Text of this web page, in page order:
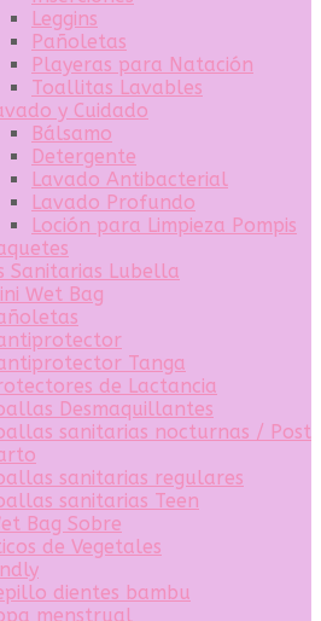
Leggins
Pañoletas
Playeras para Natación
Toallitas Lavables
y Cuidado
Bálsamo
Detergente
Lavado Antibacterial
Lavado Profundo
Loción para Limpieza Pompis
Sanitarias Lubella
Wet Bag
Tanga
de Lactancia
Desmaquillantes
sanitarias nocturnas / Post
sanitarias regulares
sanitarias Teen
Bag Sobre
de Vegetales
dientes bambu
menstrual